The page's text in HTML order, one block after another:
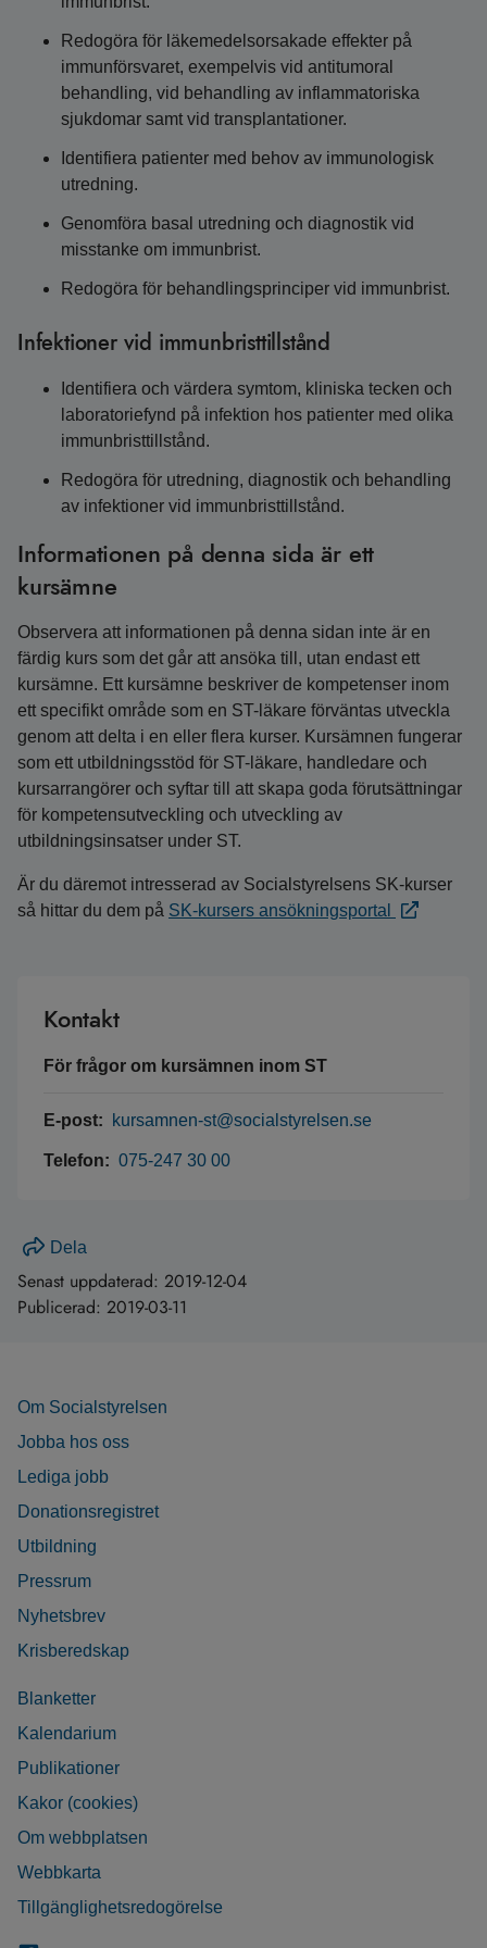
Redogöra för läkemedelsorsakade effekter på
immunförsvaret, exempelvis vid antitumoral
behandling, vid behandling av inflammatoriska
sjukdomar samt vid transplantationer.
Identifiera patienter med behov av immunologisk
utredning.
Genomföra basal utredning och diagnostik vid
misstanke om immunbrist.
Redogöra för behandlingsprinciper vid immunbrist.
Infektioner vid immunbristtillstånd
Identifiera och värdera symtom, kliniska tecken och
laboratoriefynd på infektion hos patienter med olika
immunbristtillstånd.
Redogöra för utredning, diagnostik och behandling
av infektioner vid immunbristtillstånd.
Informationen på denna sida är ett
kursämne
Observera att informationen på denna sidan inte är en
färdig kurs som det går att ansöka till, utan endast ett
kursämne. Ett kursämne beskriver de kompetenser inom
ett specifikt område som en ST-läkare förväntas utveckla
genom att delta i en eller flera kurser. Kursämnen fungerar
som ett utbildningsstöd för ST-läkare, handledare och
kursarrangörer och syftar till att skapa goda förutsättningar
för kompetensutveckling och utveckling av
utbildningsinsatser under ST.
Är du däremot intresserad av Socialstyrelsens SK-kurser
så hittar du dem på SK-kursers ansökningsportal
Kontakt
För frågor om kursämnen inom ST
E-post: kursamnen-st@socialstyrelsen.se
Telefon: 075-247 30 00
Dela
Senast uppdaterad: 2019-12-04
Publicerad: 2019-03-11
Om Socialstyrelsen
Jobba hos oss
Lediga jobb
Donationsregistret
Utbildning
Pressrum
Nyhetsbrev
Krisberedskap
Blanketter
Kalendarium
Publikationer
Kakor (cookies)
Om webbplatsen
Webbkarta
Tillgänglighetsredogörelse